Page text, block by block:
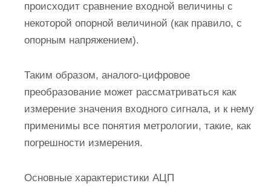
происходит сравнение входной величины с
некоторой опорной величиной (как правило, с
опорным напряжением).
Таким образом, аналого-цифровое
преобразование может рассматриваться как
измерение значения входного сигнала, и к нему
применимы все понятия метрологии, такие, как
погрешности измерения.
Основные характеристики АЦП